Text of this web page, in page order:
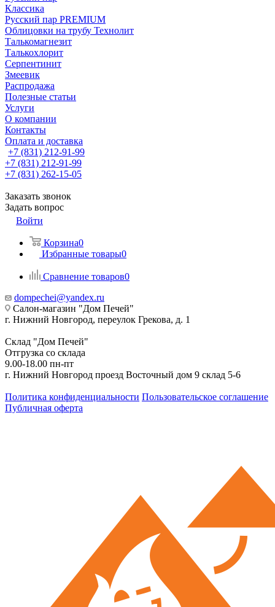
Классика
Русский пар PREMIUM
Облицовки на трубу Технолит
Талькомагнезит
Талькохлорит
Серпентинит
Змеевик
Распродажа
Полезные статьи
Услуги
О компании
Контакты
Оплата и доставка
+7 (831) 212-91-99
+7 (831) 212-91-99
+7 (831) 262-15-05
Заказать звонок
Задать вопрос
Войти
Корзина0
Избранные товары0
Сравнение товаров0
dompechei@yandex.ru
Салон-магазин "Дом Печей"
г. Нижний Новгород, переулок Грекова, д. 1
Склад "Дом Печей"
Отгрузка со склада
9.00-18.00 пн-пт
г. Нижний Новгород проезд Восточный дом 9 склад 5-6
Политика конфиденциальности Пользовательское соглашение
Публичная оферта